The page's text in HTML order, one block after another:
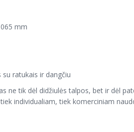
mm
ratukais ir dangčiu
ne tik dėl didžiulės talpos, bet ir dėl
individualiam, tiek komerciniam